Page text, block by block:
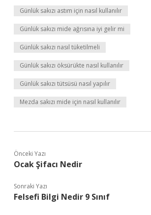
Günlük sakızı astım için nasıl kullanılır
Günlük sakızı mide ağrısına iyi gelir mi
Günlük sakızı nasıl tüketilmeli
Günlük sakızı öksürükte nasıl kullanılır
Günlük sakızı tütsüsü nasıl yapılır
Mezda sakızı mide için nasıl kullanılır
Önceki Yazı
Ocak Şifacı Nedir
Sonraki Yazı
Felsefi Bilgi Nedir 9 Sınıf